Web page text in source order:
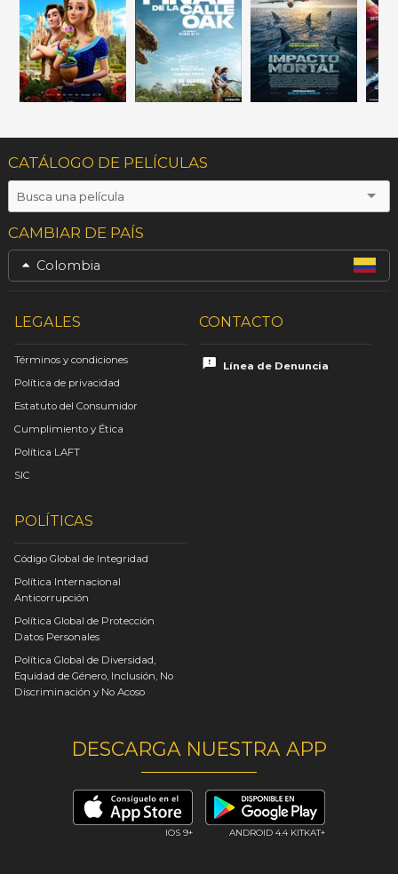
CATÁLOGO DE PELÍCULAS
CAMBIAR DE PAÍS
Colombia
LEGALES
Términos y condiciones
Política de privacidad
Estatuto del Consumidor
Cumplimiento y Ética
Política LAFT
SIC
CONTACTO
Línea de Denuncia
POLÍTICAS
Código Global de Integridad
Política Internacional
Anticorrupción
Política Global de Protección
Datos Personales
Política Global de Diversidad,
Equidad de Género, Inclusión, No
Discriminación y No Acoso
DESCARGA NUESTRA APP